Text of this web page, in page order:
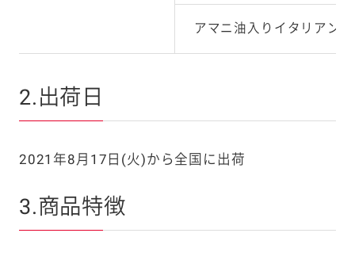
アマニ油入りイタリアン
2.出荷日
2021年8月17日(火)から全国に出荷
3.商品特徴